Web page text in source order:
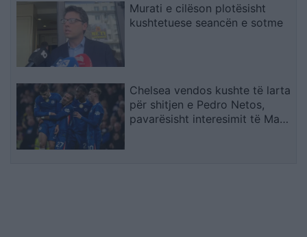
Murati e cilëson plotësisht
kushtetuese seancën e sotme
Chelsea vendos kushte të larta
për shitjen e Pedro Netos,
pavarësisht interesimit të Man